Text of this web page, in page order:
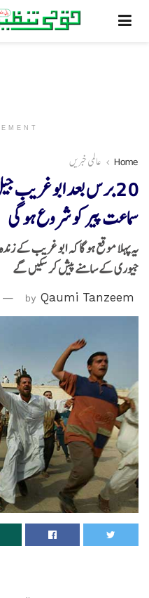
Home عالمی خبریں
20 برس بعد ابو
سماعت پیر کو شروع ہو گی
یہ پہلا موقع ہو گا کہ ابو غریب کے
جیوری کے سامنے پیش کر سکیں گے
by Qaumi Tanzeem